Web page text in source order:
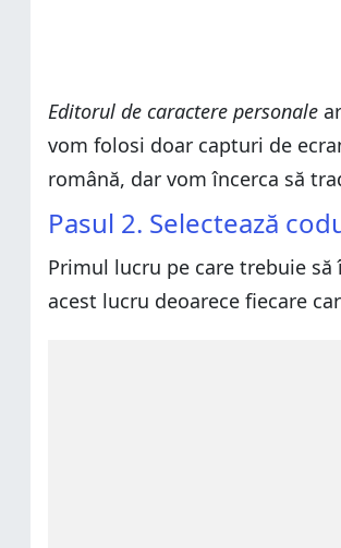
Editorul de caractere personale
vom folosi doar capturi de
română, dar vom încerca să
Pasul 2. Selectează
Primul lucru pe care trebuie să
acest lucru deoarece fiecare